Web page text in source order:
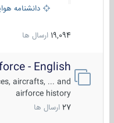
دانشنامه هوایی
19,094 ارسال ها
- English
aircrafts, ... and
airforce history
27 ارسال ها